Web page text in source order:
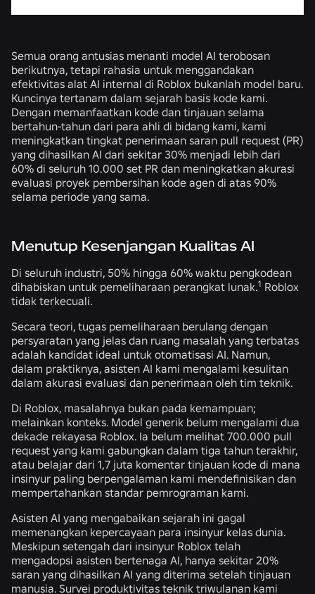
Semua orang antusias menanti model AI terobosan
berikutnya, tetapi rahasia untuk menggandakan
efektivitas alat AI internal di Roblox bukanlah model baru.
Kuncinya tertanam dalam sejarah basis kode kami.
Dengan memanfaatkan kode dan tinjauan selama
bertahun-tahun dari para ahli di bidang kami, kami
meningkatkan tingkat penerimaan saran pull request (PR)
yang dihasilkan AI dari sekitar 30% menjadi lebih dari
60% di seluruh 10.000 set PR dan meningkatkan akurasi
evaluasi proyek pembersihan kode agen di atas 90%
selama periode yang sama.
Menutup Kesenjangan Kualitas AI
Di seluruh industri, 50% hingga 60% waktu pengkodean
dihabiskan untuk pemeliharaan perangkat lunak.1 Roblox
tidak terkecuali.
Secara teori, tugas pemeliharaan berulang dengan
persyaratan yang jelas dan ruang masalah yang terbatas
adalah kandidat ideal untuk otomatisasi AI. Namun,
dalam praktiknya, asisten AI kami mengalami kesulitan
dalam akurasi evaluasi dan penerimaan oleh tim teknik.
Di Roblox, masalahnya bukan pada kemampuan;
melainkan konteks. Model generik belum mengalami dua
dekade rekayasa Roblox. Ia belum melihat 700.000 pull
request yang kami gabungkan dalam tiga tahun terakhir,
atau belajar dari 1,7 juta komentar tinjauan kode di mana
insinyur paling berpengalaman kami mendefinisikan dan
mempertahankan standar pemrograman kami.
Asisten AI yang mengabaikan sejarah ini gagal
memenangkan kepercayaan para insinyur kelas dunia.
Meskipun setengah dari insinyur Roblox telah
mengadopsi asisten bertenaga AI, hanya sekitar 20%
saran yang dihasilkan AI yang diterima setelah tinjauan
manusia. Survei produktivitas teknik triwulanan kami